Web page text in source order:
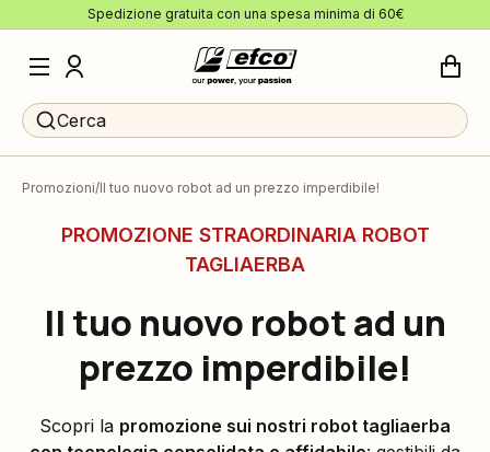
Spedizione gratuita con una spesa minima di 60€
Cerca
Promozioni Il tuo nuovo robot ad un prezzo imperdibile!
PROMOZIONE STRAORDINARIA ROBOT
TAGLIAERBA
Il tuo nuovo robot ad un
prezzo imperdibile!
Scopri la promozione sui nostri robot tagliaerba